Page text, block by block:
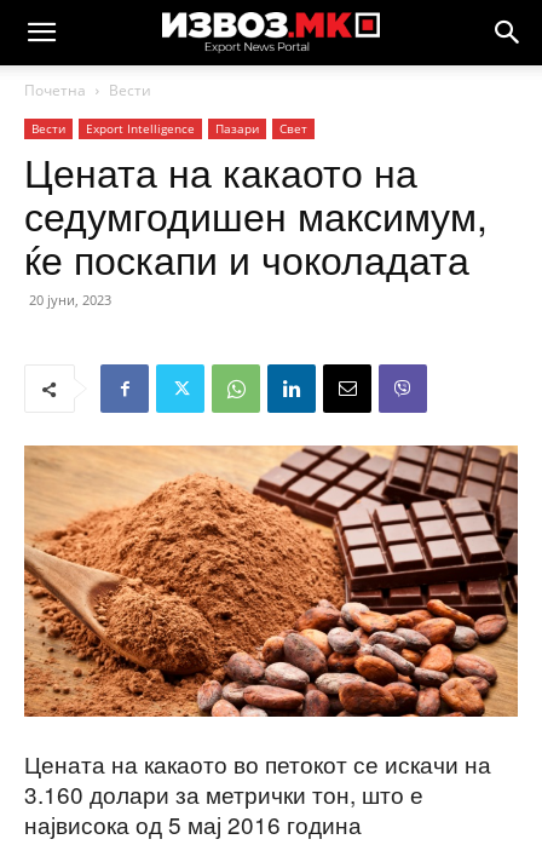
Почетна Вести
Вести Еxport Intelligence Пазари Свет
Цената на какаото на
седумгодишен максимум,
ќе поскапи и чоколадата
20 јуни, 2023
Цената на какаото во петокот се искачи на
3.160 долари за метрички тон, што е
највисока од 5 мај 2016 година